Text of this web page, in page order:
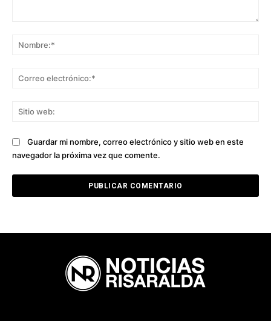
Guardar mi nombre, correo electrónico y sitio web en este
navegador la próxima vez que comente.